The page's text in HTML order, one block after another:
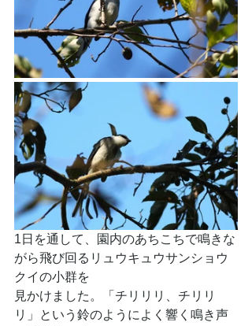
1日を通して、園内のあちこちで鳴きな
がら飛び回るリュウキュウサンショウ
クイの小群を
見かけました。「チリリリ、チリリ
リ」という鈴のようによく響く鳴き声